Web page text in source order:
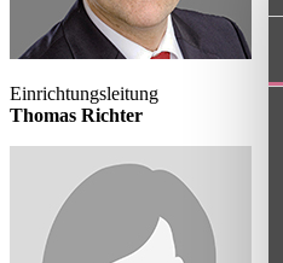
Einrichtungsleitung
Thomas Richter